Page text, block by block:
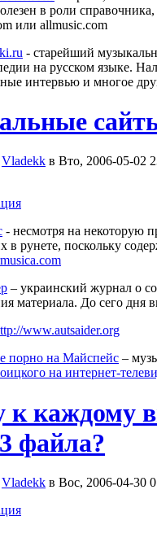
в роли
или allmusic.com
- старейший
на русском языке.
интервью и многое
Vladekk в Вто, 2006-05-02
- несмотря на некоторую
в рунете, поскольку
– украинский журнал о
материала. До сего дня
www.autsaider.org
порно на Майспейс –
на интернет-
к каждому
файла?
Vladekk в Вос, 2006-04-30